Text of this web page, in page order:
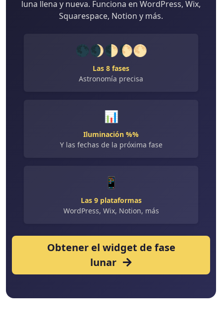
luna llena y nueva. Funciona en WordPress, Wix,
Squarespace, Notion y más.
🌑🌒🌓🌔🌕
Las 8 fases
Astronomía precisa
📊
Iluminación %%
Y las fechas de la próxima fase
📱
Las 9 plataformas
WordPress, Wix, Notion, más
Obtener el widget de fase
lunar